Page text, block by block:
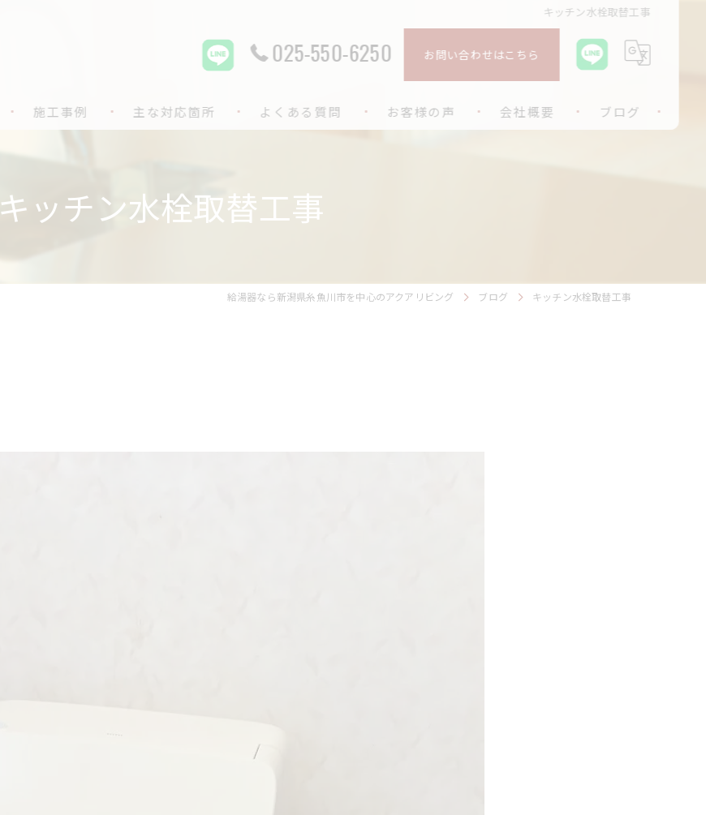
キッチン水栓取替工事
025-550-6250 お問い合わせはこちら
施工事例 主な対応箇所
水回り設備
よくある質問 お客様の声 会社概要 ブログ
キッチン水栓取替工事
給湯器なら新潟県糸魚川市を中心のアクアリビング ブログ キッチン水栓取替工事